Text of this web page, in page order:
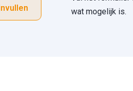
wat mogelijk is.